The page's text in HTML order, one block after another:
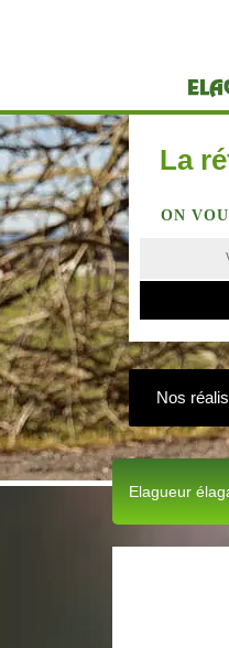
La
ON
Nos
Elagueur